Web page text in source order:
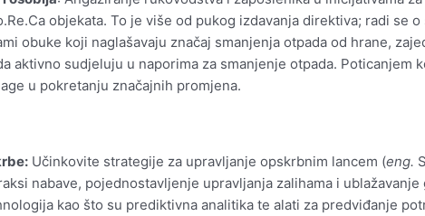
objekata. To je više od pukog izdavanja direktiva; radi
obuke koji naglašavaju značaj smanjenja otpada od hrane,
aktivno sudjeluju u naporima za smanjenje otpada.
u pokretanju značajnih promjena.
Učinkovite strategije za upravljanje opskrbnim lancem (eng.
nabave, pojednostavljenje upravljanja zalihama i
kao što su prediktivna analitika te alati za predviđanje